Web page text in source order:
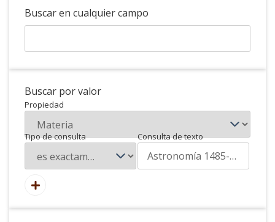
Buscar en cualquier campo
Buscar por valor
Propiedad
Tipo de consulta Consulta de texto